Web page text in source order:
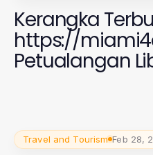
Kerangka
https://
Petualangan
Travel and Tourism Feb 28,